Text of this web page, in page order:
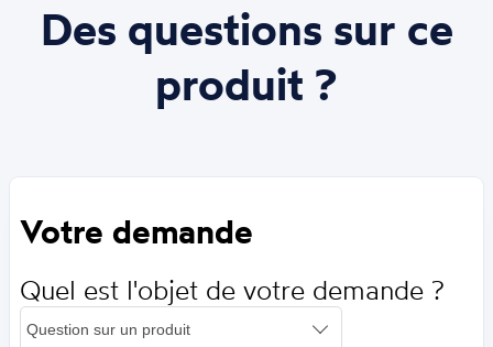
Des questions sur ce
produit ?
Votre demande
Quel est l'objet de votre demande ?